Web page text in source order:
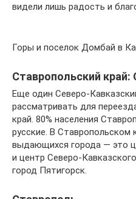
видели лишь радость и
Горы и поселок Домбай в
Ставропольский
Еще один Северо-
рассматривать для
край. 80% населения
русские. В Ставропольском
выдающихся города — это
и центр Северо-
город Пятигорск.